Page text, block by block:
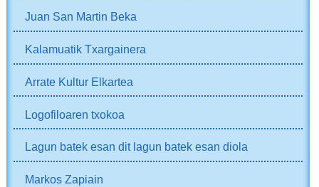
Juan San Martin Beka
Kalamuatik Txargainera
Arrate Kultur Elkartea
Logofiloaren txokoa
Lagun batek esan dit lagun batek esan diola
Markos Zapiain